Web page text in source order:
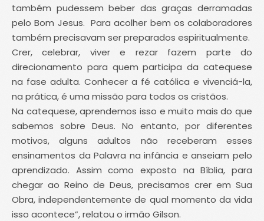
também pudessem beber das graças derramadas
pelo Bom Jesus. Para acolher bem os colaboradores
também precisavam ser preparados espiritualmente.
Crer, celebrar, viver e rezar fazem parte do
direcionamento para quem participa da catequese
na fase adulta. Conhecer a fé católica e vivenciá-la,
na prática, é uma missão para todos os cristãos.
Na catequese, aprendemos isso e muito mais do que
sabemos sobre Deus. No entanto, por diferentes
motivos, alguns adultos não receberam esses
ensinamentos da Palavra na infância e anseiam pelo
aprendizado. Assim como exposto na Bíblia, para
chegar ao Reino de Deus, precisamos crer em Sua
Obra, independentemente de qual momento da vida
isso acontece”, relatou o irmão Gilson.